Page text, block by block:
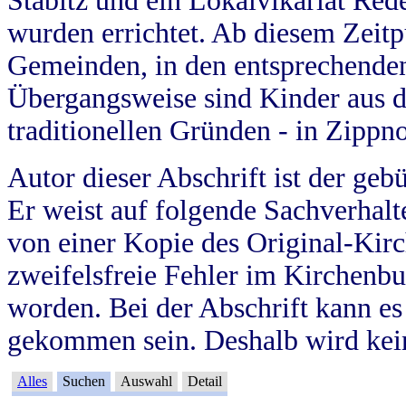
wurden errichtet. Ab diesem
Gemeinden, in den
Übergangsweise sind Kinder aus
traditionellen Gründen - in
Autor dieser Abschrift ist der
Er weist auf folgende
von einer Kopie des Original-
zweifelsfreie Fehler im
worden. Bei der Abschrift kann
gekommen sein. Deshalb wird
Alles Suchen Auswahl Detail